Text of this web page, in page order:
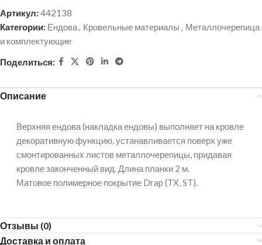
Артикул: 442138
Категории: Ендова, Кровельные материалы , Металлочерепица
и комплектующие
Поделиться:
Описание
Верхняя ендова (накладка ендовы) выполняет на кровле
декоративную функцию, устанавливается поверх уже
смонтированных листов металлочерепицы, придавая
кровле законченный вид. Длина планки 2 м.
Матовое полимерное покрытие Drap (TX, ST).
Отзывы (0)
Доставка и оплата